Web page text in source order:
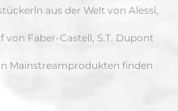
aus der Welt von Alessi,
Faber-Castell, S.T. Dupont
Mainstreamprodukten finden